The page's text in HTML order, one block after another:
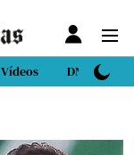
Vídeos DN Sport